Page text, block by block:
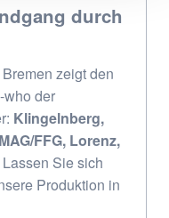
durch
zeigt den
who der
Klingelnberg,
FFG, Lorenz,
Sie sich
Produktion in